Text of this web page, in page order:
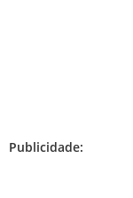
Publicidade: